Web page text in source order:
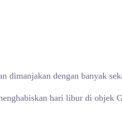
dimanjakan dengan banyak
hari libur di objek